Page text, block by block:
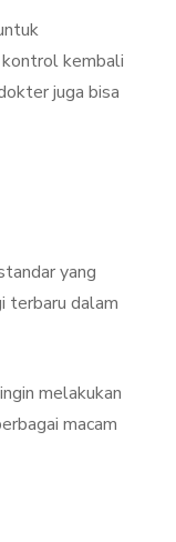
kontrol kembali
juga bisa
yang
terbaru dalam
melakukan
macam